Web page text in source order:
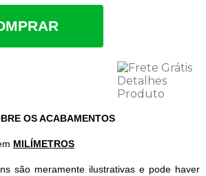
OS ACABAMENTOS
MILÍMETROS
são meramente ilustrativas e pode haver